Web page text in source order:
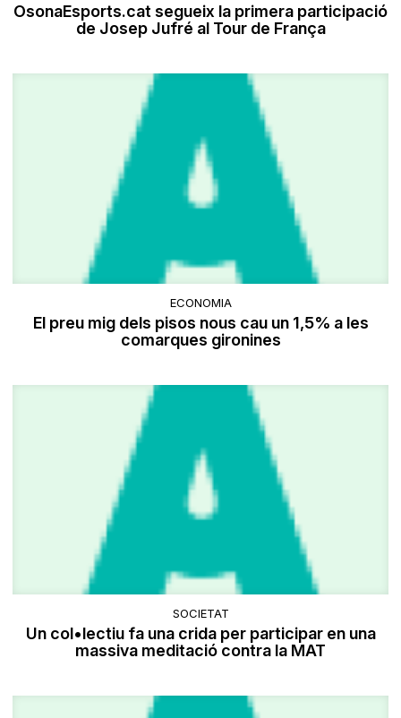
OsonaEsports.cat segueix la primera participació
de Josep Jufré al Tour de França
ECONOMIA
El preu mig dels pisos nous cau un 1,5% a les
comarques gironines
SOCIETAT
Un col•lectiu fa una crida per participar en una
massiva meditació contra la MAT